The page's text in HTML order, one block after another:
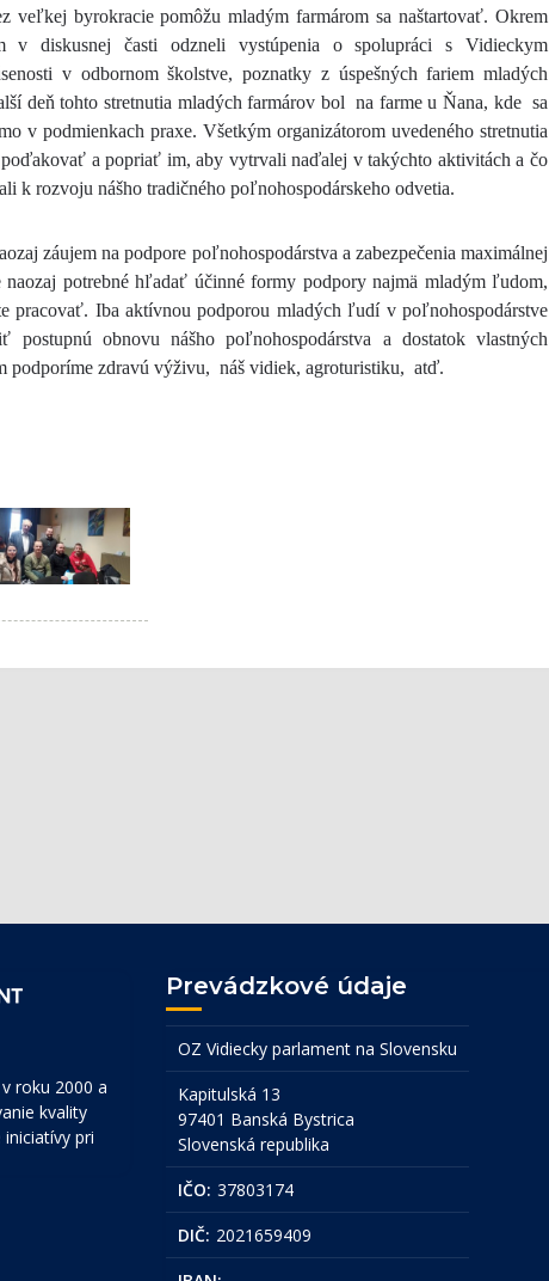
veľkej byrokracie pomôžu mladým farmárom sa naštartovať. Okrem
v diskusnej časti odzneli vystúpenia o spolupráci s Vidieckym
v odbornom školstve, poznatky z úspešných fariem mladých
deň tohto stretnutia mladých farmárov bol na farme u Ňana, kde sa
v podmienkach praxe. Všetkým organizátorom uvedeného stretnutia
a popriať im, aby vytrvali naďalej v takýchto aktivitách a čo
k rozvoju nášho tradičného poľnohospodárskeho odvetia.
na podpore poľnohospodárstva a zabezpečenia maximálnej
naozaj potrebné hľadať účinné formy podpory najmä mladým ľudom,
pracovať. Iba aktívnou podporou mladých ľudí v poľnohospodárstve
postupnú obnovu nášho poľnohospodárstva a dostatok vlastných
podporíme zdravú výživu, náš vidiek, agroturistiku, atď.
roku 2000 a
kvality
pri
Prevádzkové údaje
OZ Vidiecky parlament na Slovensku
Kapitulská 13
97401 Banská Bystrica
Slovenská republika
IČO: 37803174
DIČ: 2021659409